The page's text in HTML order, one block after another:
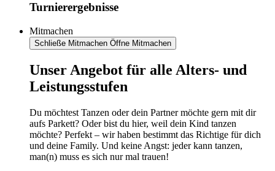
Turnierergebnisse
Mitmachen
Schließe Mitmachen Öffne Mitmachen
​​​Unser Angebot für alle Alters- und
Leistungsstufen
Du möchtest Tanzen oder dein Partner möchte gern mit dir
aufs Parkett? Oder bist du hier, weil dein Kind tanzen
möchte? Perfekt – wir haben bestimmt das Richtige für dich
und deine Family. Und keine Angst: jeder kann tanzen,
man(n) muss es sich nur mal trauen!